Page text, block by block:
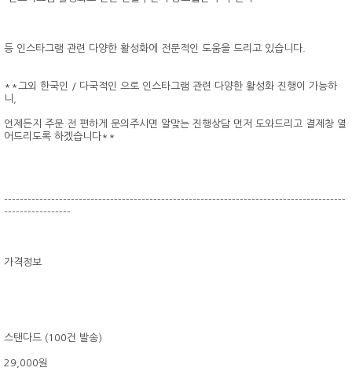
등 인스타그램 관련 다양한 활성화에 전문적인 도움을 드리고 있습니다.
**그외 한국인 / 다국적인 으로 인스타그램 관련 다양한 활성화 진행이 가능하
니,
언제든지 주문 전 편하게 문의주시면 알맞는 진행상담 먼저 도와드리고 결제창 열
어드리도록 하겠습니다**
---------------------------------------------------------------------------------------
-----------------
가격정보
스탠다드 (100건 발송)
29,000원